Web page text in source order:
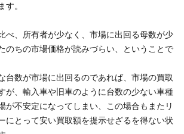
す。
べ、所有者が少なく、市場に出回る母数が少
のちの市場価格が読みづらい、ということで
台数が市場に出回るのであれば、市場の買取
が、輸入車や旧車のように台数の少ない車種
が不安定になってしまい、この場合もまたリ
にとって安い買取額を提示せざるを得ない状